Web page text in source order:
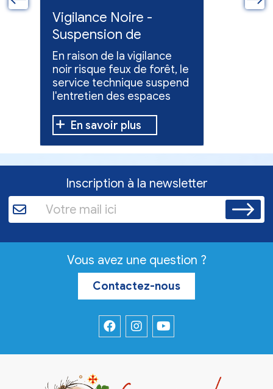
Vigilance Noire -
Suspension de
l'entretien des
espaces verts
En raison de la vigilance
noir risque feux de forêt, le
service technique suspend
l'entretien des espaces
En savoir plus
Feux
Inscription à la newsletter
Vous avez une question ?
Contactez-nous